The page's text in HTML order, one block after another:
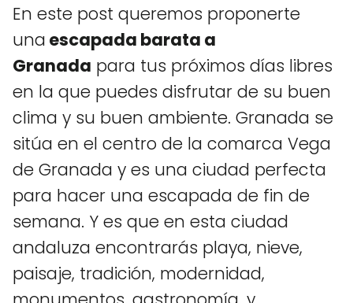
En este post queremos proponerte
una escapada barata a
Granada para tus próximos días libres
en la que puedes disfrutar de su buen
clima y su buen ambiente. Granada se
sitúa en el centro de la comarca Vega
de Granada y es una ciudad perfecta
para hacer una escapada de fin de
semana. Y es que en esta ciudad
andaluza encontrarás playa, nieve,
paisaje, tradición, modernidad,